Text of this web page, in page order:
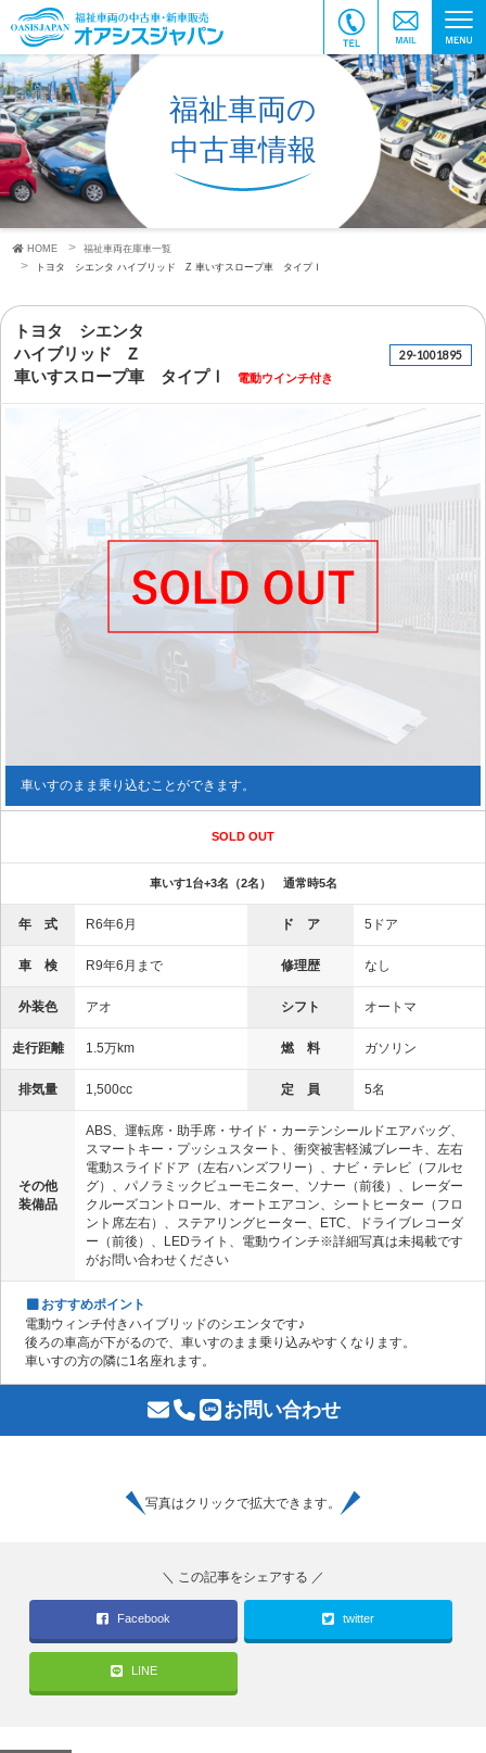
福祉車両の
中古車情報
HOME
福祉車両在庫車一覧
トヨタ シエンタ ハイブリッド Z 車いすスロープ車 タイプⅠ
トヨタ シエンタ
ハイブリッド Z
車いすスロープ車 タイプⅠ
電動ウインチ付き
29-1001895
車いすのまま乗り込むことができます。
SOLD OUT
車いす1台+3名（2名） 通常時5名
年 式 R6年6月 ド ア 5ドア
車 検 R9年6月まで 修理歴 なし
外装色 アオ シフト オートマ
走行距離 1.5万km 燃 料 ガソリン
排気量 1,500cc 定 員 5名
その他
装備品
ABS、運転席・助手席・サイド・カーテンシールドエアバッグ、
スマートキー・プッシュスタート、衝突被害軽減ブレーキ、左右
電動スライドドア（左右ハンズフリー）、ナビ・テレビ（フルセ
グ）、パノラミックビューモニター、ソナー（前後）、レーダー
クルーズコントロール、オートエアコン、シートヒーター（フロ
ント席左右）、ステアリングヒーター、ETC、ドライブレコーダ
ー（前後）、LEDライト、電動ウインチ※詳細写真は未掲載です
がお問い合わせください
おすすめポイント
電動ウィンチ付きハイブリッドのシエンタです♪
後ろの車高が下がるので、車いすのまま乗り込みやすくなります。
車いすの方の隣に1名座れます。
お問い合わせ
写真はクリックで拡大できます。
Facebook twitter
LINE